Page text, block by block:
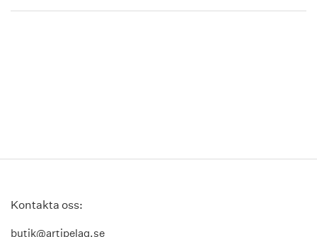
Kontakta oss:
butik@artipelag.se